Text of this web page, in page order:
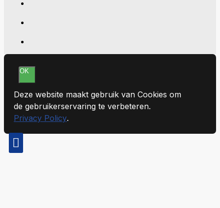
OK
Deze website maakt gebruik van Cookies om
de gebruikerservaring te verbeteren.
Privacy Policy.